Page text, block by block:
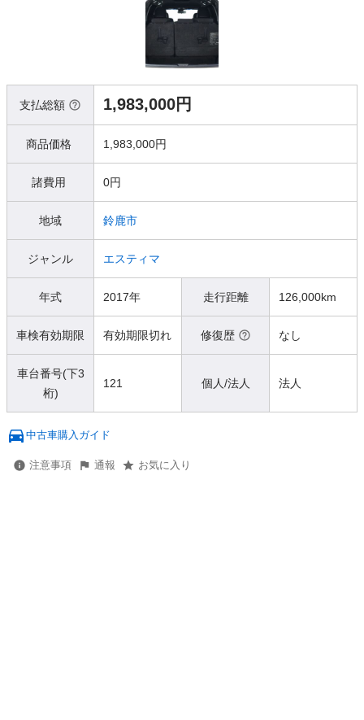
支払総額 1,983,000円
商品価格 1,983,000円
諸費用 0円
地域 鈴鹿市
ジャンル エスティマ
年式 2017年 走行距離 126,000km
車検有効期限 有効期限切れ 修復歴 なし
車台番号(下3
桁)
121 個人/法人 法人
中古車購入ガイド
注意事項 通報 お気に入り